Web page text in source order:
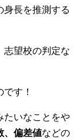
身長を推測する
志望校の判定な
す！
たいなことをや
、偏差値などの